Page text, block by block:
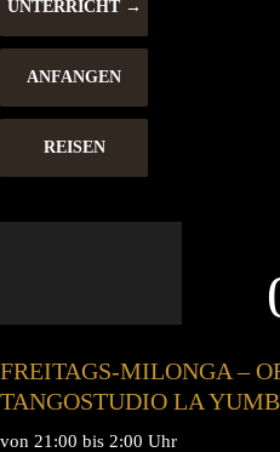
UNTERRICHT
ANFANGEN
REISEN
FREITAGS-MILONGA –
TANGOSTUDIO LA
von 21:00 bis 2:00 Uhr